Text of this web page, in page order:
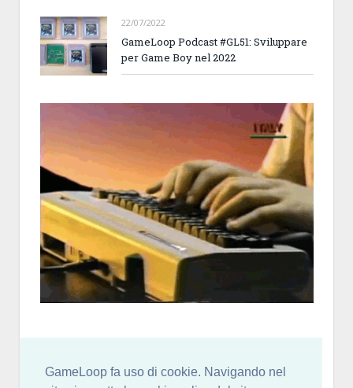
GameLoop fa uso di cookie. Navigando nel
22/07/2022
GameLoop Podcast #GL51: Sviluppare
per Game Boy nel 2022